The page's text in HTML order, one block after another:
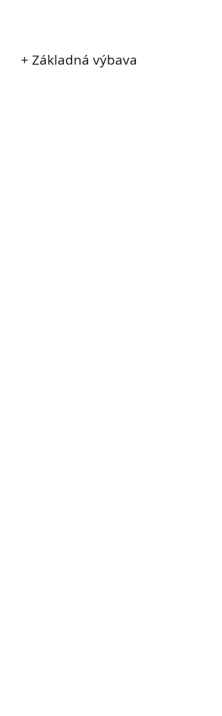
+ Základná výbava